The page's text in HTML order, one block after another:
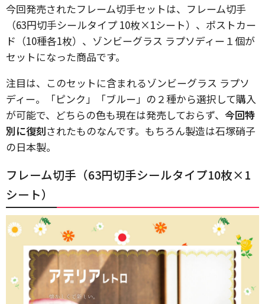
今回発売されたフレーム切手セットは、フレーム切手
（63円切手シールタイプ 10枚×1シート）、ポストカー
ド（10種各1枚）、ゾンビーグラス ラプソディー１個が
セットになった商品です。
注目は、このセットに含まれるゾンビーグラス ラプソ
ディー。「ピンク」「ブルー」の２種から選択して購入
が可能で、どちらの色も現在は発売しておらず、 今回特
別に復刻されたものなんです。もちろん製造は石塚硝子
の日本製。
フレーム切手（63円切手シールタイプ10枚×1
シート）